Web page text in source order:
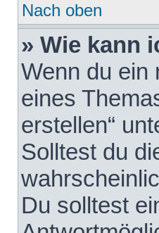
Nach oben
» Wie kann
Wenn du ein
eines
erstellen“
Solltest du
Du solltest